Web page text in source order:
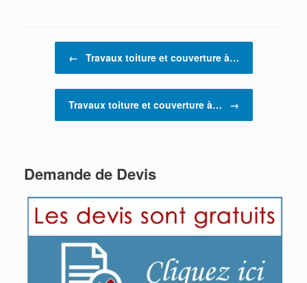
← Travaux toiture et couverture à…
Travaux toiture et couverture à… →
Demande de Devis